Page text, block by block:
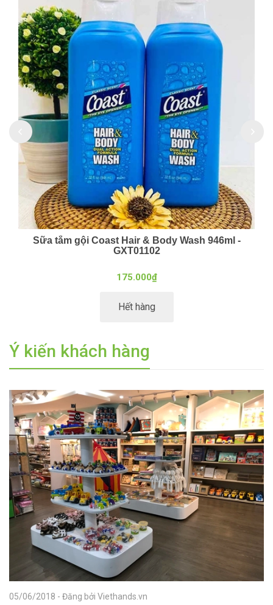
Kem đánh răng tinh thể muối Sunstar Nhật Bản
170g - VSM04201
55.000₫
Mua hàng
Ý kiến khách hàng
05/06/2018 - Đăng bởi Viethands.vn